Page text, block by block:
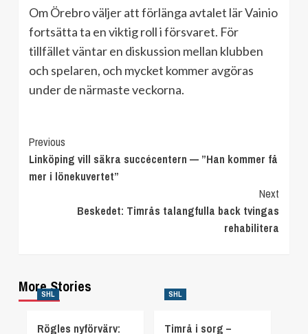
Om Örebro väljer att förlänga avtalet lär Vainio
fortsätta ta en viktig roll i försvaret. För
tillfället väntar en diskussion mellan klubben
och spelaren, och mycket kommer avgöras
under de närmaste veckorna.
Continue
Reading
Previous
Linköping vill säkra succécentern — ”Han kommer få
mer i lönekuvertet”
Next
Beskedet: Timrås talangfulla back tvingas
rehabilitera
More Stories
SHL
Rögles nyförvärv:
SHL
Timrå i sorg –